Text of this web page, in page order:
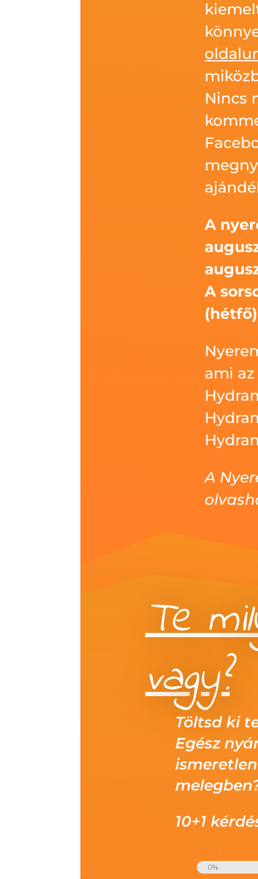
Nincs
A
A
(hétfő)
ami
A
Te
vagy?
Töltsd ki
Egész
10+1
0%